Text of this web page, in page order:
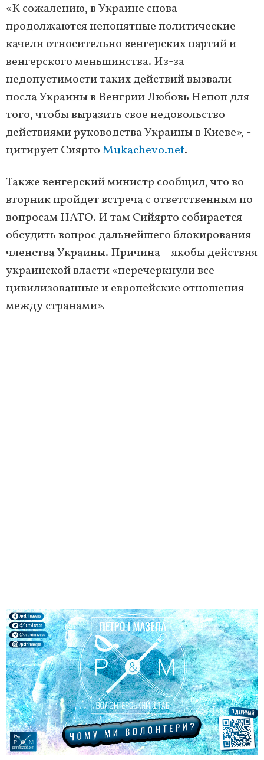
«К сожалению, в Украине снова
продолжаются непонятные политические
качели относительно венгерских партий и
венгерского меньшинства. Из-за
недопустимости таких действий вызвали
посла Украины в Венгрии Любовь Непоп для
того, чтобы выразить свое недовольство
действиями руководства Украины в Киеве», -
цитирует СияртоMukachevo.net.
Также венгерский министр сообщил, что во
вторник пройдет встреча с ответственным по
вопросам НАТО. И там Сийярто собирается
обсудить вопрос дальнейшего блокирования
членства Украины. Причина – якобы действия
украинской власти «перечеркнули все
цивилизованные и европейские отношения
между странами».